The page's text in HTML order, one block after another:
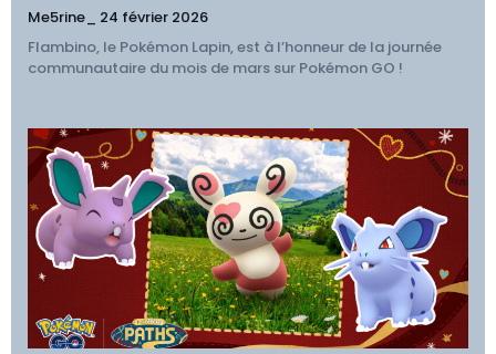
Me5rine_ 24 février 2026
Flambino, le Pokémon Lapin, est à l’honneur de la journée
communautaire du mois de mars sur Pokémon GO !